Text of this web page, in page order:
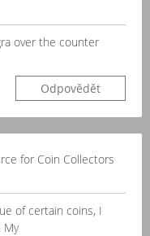
over the counter
Odpovědět
for Coin Collectors
of certain coins, I
My